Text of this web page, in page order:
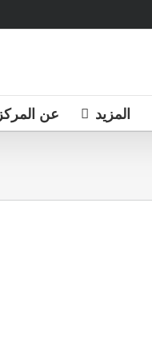
المزيد عن المركز